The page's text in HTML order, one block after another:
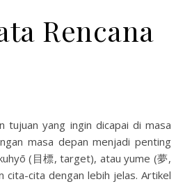
Rencana
tujuan yang ingin dicapai di masa
masa depan menjadi penting
(目標, target), atau yume (夢,
cita-cita dengan lebih jelas. Artikel